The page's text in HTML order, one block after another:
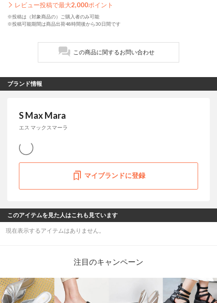
レビュー投稿で最大2,000ポイント
※投稿は（対象商品の）ご購入者のみ可能
※投稿可能期間は商品出荷48時間後から30日間です
この商品に関するお問い合わせ
ブランド情報
S Max Mara
エス マックスマーラ
マイブランドに登録
このアイテムを見た人はこれも見ています
現在表示するアイテムはありません。
注目のキャンペーン